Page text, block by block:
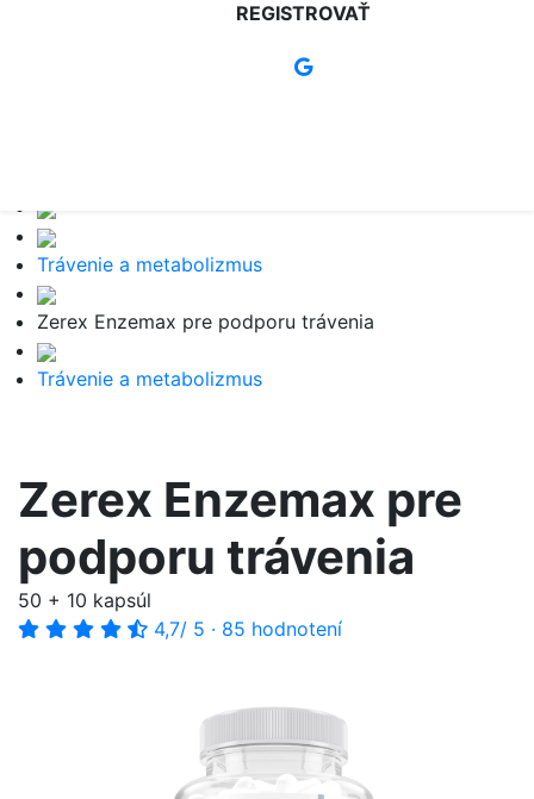
REGISTROVAŤ
Trávenie a metabolizmus
Zerex Enzemax pre podporu trávenia
Trávenie a metabolizmus
Zerex Enzemax pre
podporu trávenia
50 + 10 kapsúl
4,7/ 5 · 85 hodnotení